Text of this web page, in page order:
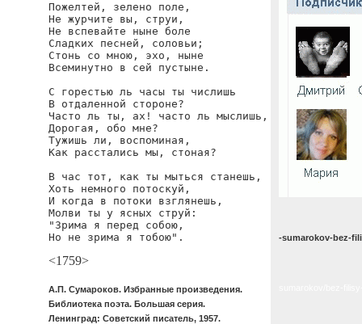
Пожелтей, зелено поле,
Не журчите вы, струи,
Не вспевайте ныне боле
Сладких песней, соловьи;
Стонь со мною, эхо, ныне
Всеминутно в сей пустыне.
С горестью ль часы ты числишь
В отдаленной стороне?
Часто ль ты, ах! часто ль мыслишь,
Дорогая, обо мне?
Тужишь ли, воспоминая,
Как расстались мы, стоная?
В час тот, как ты мыться станешь,
Хоть немного потоскуй,
И когда в потоки взглянешь,
Молви ты у ясных струй:
"Зрима я перед собою,
Но не зрима я тобою".
<1759>
А.П. Сумароков. Избранные произведения.
Библиотека поэта. Большая серия.
Ленинград: Советский писатель, 1957.
-sumarokov-bez-